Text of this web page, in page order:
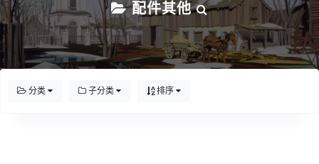
配件其他
分类 子分类 排序